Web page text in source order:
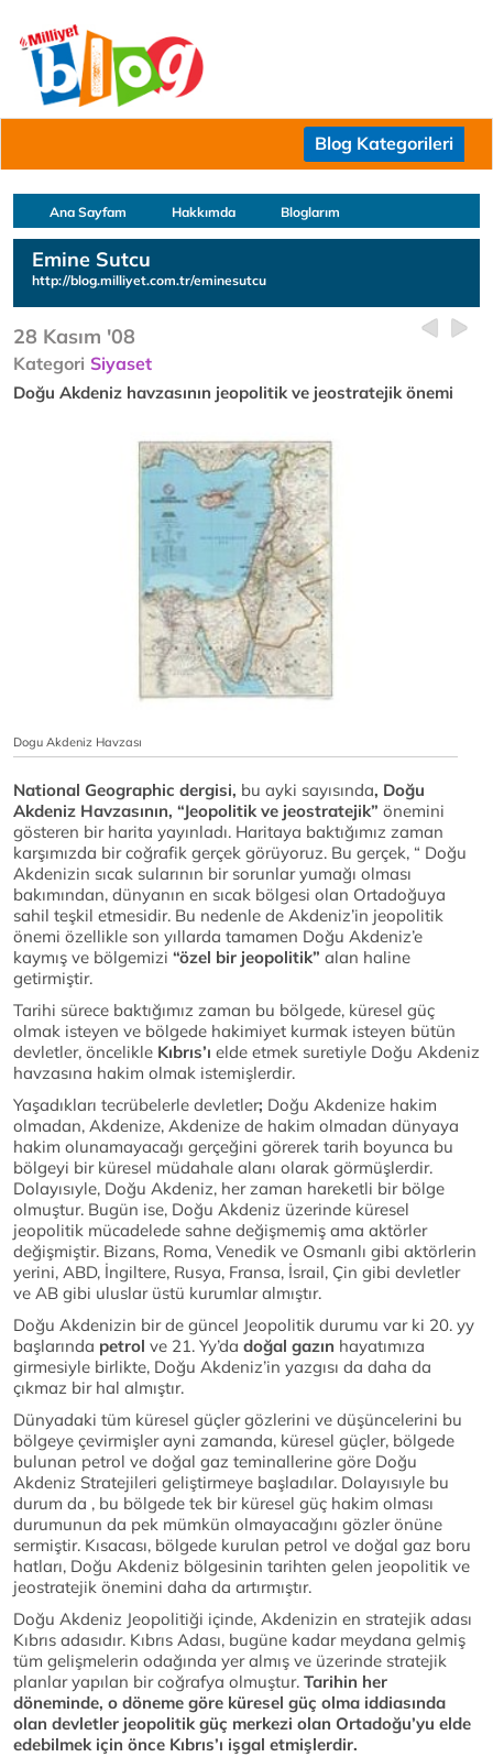
Blog Kategorileri
Ana Sayfam Hakkımda Bloglarım
Emine Sutcu
http://blog.milliyet.com.tr/eminesutcu
28 Kasım '08
Kategori Siyaset
Doğu Akdeniz havzasının jeopolitik ve jeostratejik önemi
Dogu Akdeniz Havzası
National Geographic dergisi, bu ayki sayısında, Doğu
Akdeniz Havzasının, “Jeopolitik ve jeostratejik” önemini
gösteren bir harita yayınladı. Haritaya baktığımız zaman
karşımızda bir coğrafik gerçek görüyoruz. Bu gerçek, “ Doğu
Akdenizin sıcak sularının bir sorunlar yumağı olması
bakımından, dünyanın en sıcak bölgesi olan Ortadoğuya
sahil teşkil etmesidir. Bu nedenle de Akdeniz’in jeopolitik
önemi özellikle son yıllarda tamamen Doğu Akdeniz’e
kaymış ve bölgemizi “özel bir jeopolitik” alan haline
getirmiştir.
Tarihi sürece baktığımız zaman bu bölgede, küresel güç
olmak isteyen ve bölgede hakimiyet kurmak isteyen bütün
devletler, öncelikle Kıbrıs’ı elde etmek suretiyle Doğu Akdeniz
havzasına hakim olmak istemişlerdir.
Yaşadıkları tecrübelerle devletler; Doğu Akdenize hakim
olmadan, Akdenize, Akdenize de hakim olmadan dünyaya
hakim olunamayacağı gerçeğini görerek tarih boyunca bu
bölgeyi bir küresel müdahale alanı olarak görmüşlerdir.
Dolayısıyle, Doğu Akdeniz, her zaman hareketli bir bölge
olmuştur. Bugün ise, Doğu Akdeniz üzerinde küresel
jeopolitik mücadelede sahne değişmemiş ama aktörler
değişmiştir. Bizans, Roma, Venedik ve Osmanlı gibi aktörlerin
yerini, ABD, İngiltere, Rusya, Fransa, İsrail, Çin gibi devletler
ve AB gibi uluslar üstü kurumlar almıştır.
Doğu Akdenizin bir de güncel Jeopolitik durumu var ki 20. yy
başlarında petrol ve 21. Yy’da doğal gazın hayatımıza
girmesiyle birlikte, Doğu Akdeniz’in yazgısı da daha da
çıkmaz bir hal almıştır.
Dünyadaki tüm küresel güçler gözlerini ve düşüncelerini bu
bölgeye çevirmişler ayni zamanda, küresel güçler, bölgede
bulunan petrol ve doğal gaz teminallerine göre Doğu
Akdeniz Stratejileri geliştirmeye başladılar. Dolayısıyle bu
durum da , bu bölgede tek bir küresel güç hakim olması
durumunun da pek mümkün olmayacağını gözler önüne
sermiştir. Kısacası, bölgede kurulan petrol ve doğal gaz boru
hatları, Doğu Akdeniz bölgesinin tarihten gelen jeopolitik ve
jeostratejik önemini daha da artırmıştır.
Doğu Akdeniz Jeopolitiği içinde, Akdenizin en stratejik adası
Kıbrıs adasıdır. Kıbrıs Adası, bugüne kadar meydana gelmiş
tüm gelişmelerin odağında yer almış ve üzerinde stratejik
planlar yapılan bir coğrafya olmuştur. Tarihin her
döneminde, o döneme göre küresel güç olma iddiasında
olan devletler jeopolitik güç merkezi olan Ortadoğu’yu elde
edebilmek için önce Kıbrıs’ı işgal etmişlerdir.